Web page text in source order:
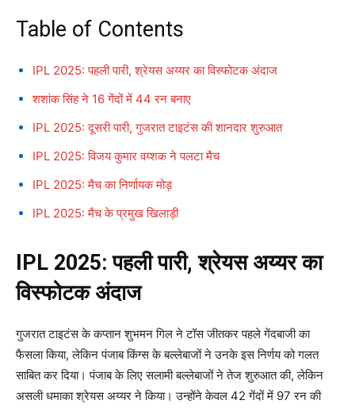
Table of Contents
IPL 2025: पहली पारी, श्रेयस अय्यर का विस्फोटक अंदाज
शशांक सिंह ने 16 गेंदों में 44 रन बनाए
IPL 2025: दूसरी पारी, गुजरात टाइटंस की शानदार शुरुआत
IPL 2025: विजय कुमार वय्शक ने पलटा मैच
IPL 2025: मैच का निर्णायक मोड़
IPL 2025: मैच के प्रमुख खिलाड़ी
IPL 2025: पहली पारी, श्रेयस अय्यर का
विस्फोटक अंदाज
गुजरात टाइटंस के कप्तान शुभमन गिल ने टॉस जीतकर पहले गेंदबाजी का
फैसला किया, लेकिन पंजाब किंग्स के बल्लेबाजों ने उनके इस निर्णय को गलत
साबित कर दिया। पंजाब के लिए सलामी बल्लेबाजों ने तेज शुरुआत की, लेकिन
असली धमाका श्रेयस अय्यर ने किया। उन्होंने केवल 42 गेंदों में 97 रन की